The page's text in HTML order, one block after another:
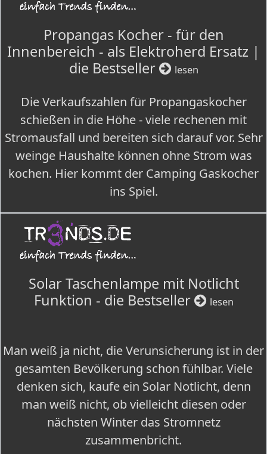
Propangas Kocher - für den
Innenbereich - als Elektroherd Ersatz |
die Bestseller
lesen
Die Verkaufszahlen für Propangaskocher
schießen in die Höhe - viele rechenen mit
Stromausfall und bereiten sich darauf vor. Sehr
weinge Haushalte können ohne Strom was
kochen. Hier kommt der Camping Gaskocher
ins Spiel.
Solar Taschenlampe mit Notlicht
Funktion - die Bestseller
lesen
Man weiß ja nicht, die Verunsicherung ist in der
gesamten Bevölkerung schon fühlbar. Viele
denken sich, kaufe ein Solar Notlicht, denn
man weiß nicht, ob vielleicht diesen oder
nächsten Winter das Stromnetz
zusammenbricht.